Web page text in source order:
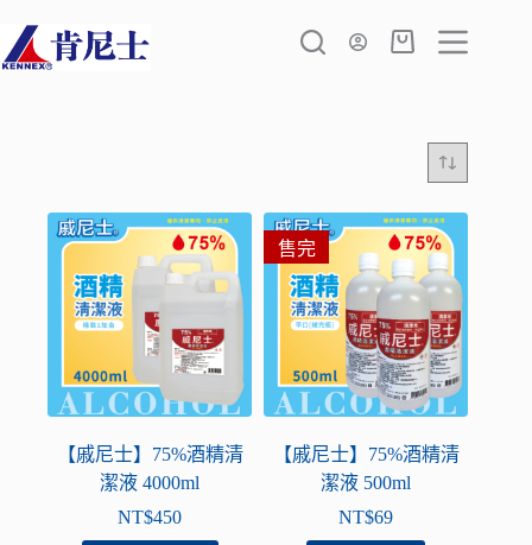
至
主
購
【戚尼士】75%酒精清
潔液 4000ml
NT$450
售完
【戚尼士】75%酒精清
潔液 500ml
NT$69